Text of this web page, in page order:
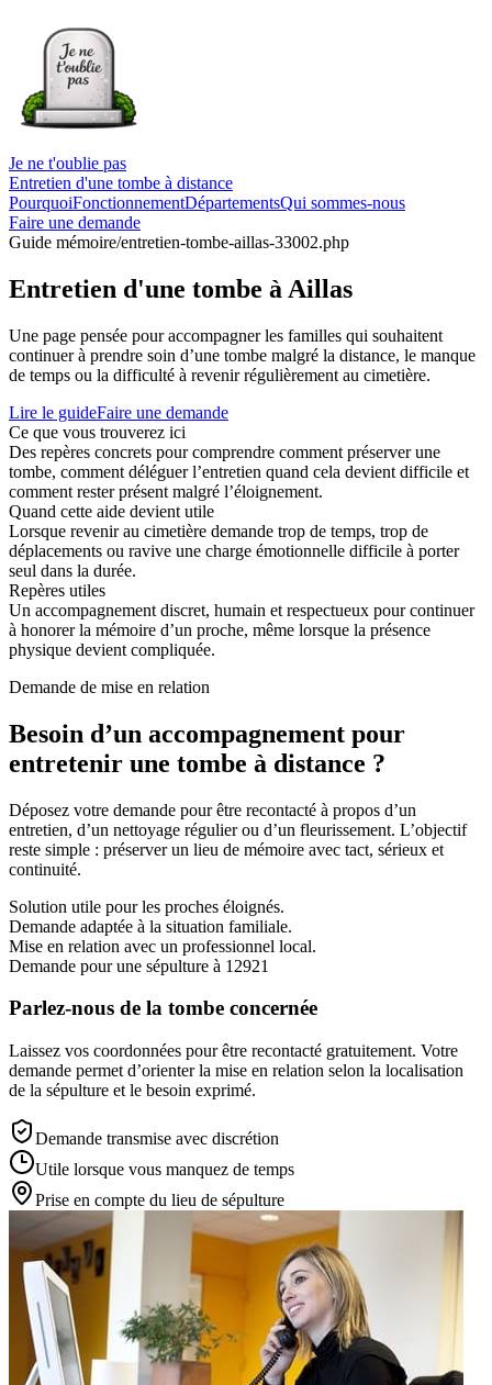
Je ne t'oublie pas
Entretien d'une tombe à distance
PourquoiFonctionnementDépartementsQui sommes-nous
Faire une demande
Guide mémoire/entretien-tombe-aillas-33002.php
Entretien d'une tombe à Aillas
Une page pensée pour accompagner les familles qui souhaitent
continuer à prendre soin d’une tombe malgré la distance, le manque
de temps ou la difficulté à revenir régulièrement au cimetière.
Lire le guideFaire une demande
Ce que vous trouverez ici
Des repères concrets pour comprendre comment préserver une
tombe, comment déléguer l’entretien quand cela devient difficile et
comment rester présent malgré l’éloignement.
Quand cette aide devient utile
Lorsque revenir au cimetière demande trop de temps, trop de
déplacements ou ravive une charge émotionnelle difficile à porter
seul dans la durée.
Repères utiles
Un accompagnement discret, humain et respectueux pour continuer
à honorer la mémoire d’un proche, même lorsque la présence
physique devient compliquée.
Demande de mise en relation
Besoin d’un accompagnement pour
entretenir une tombe à distance ?
Déposez votre demande pour être recontacté à propos d’un
entretien, d’un nettoyage régulier ou d’un fleurissement. L’objectif
reste simple : préserver un lieu de mémoire avec tact, sérieux et
continuité.
Solution utile pour les proches éloignés.
Demande adaptée à la situation familiale.
Mise en relation avec un professionnel local.
Demande pour une sépulture à 12921
Parlez-nous de la tombe concernée
Laissez vos coordonnées pour être recontacté gratuitement. Votre
demande permet d’orienter la mise en relation selon la localisation
de la sépulture et le besoin exprimé.
Demande transmise avec discrétion
Utile lorsque vous manquez de temps
Prise en compte du lieu de sépulture